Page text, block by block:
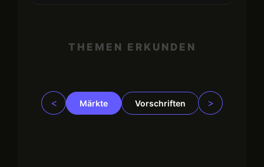
THEMEN ERKUNDEN
< Märkte Vorschriften Trading
>